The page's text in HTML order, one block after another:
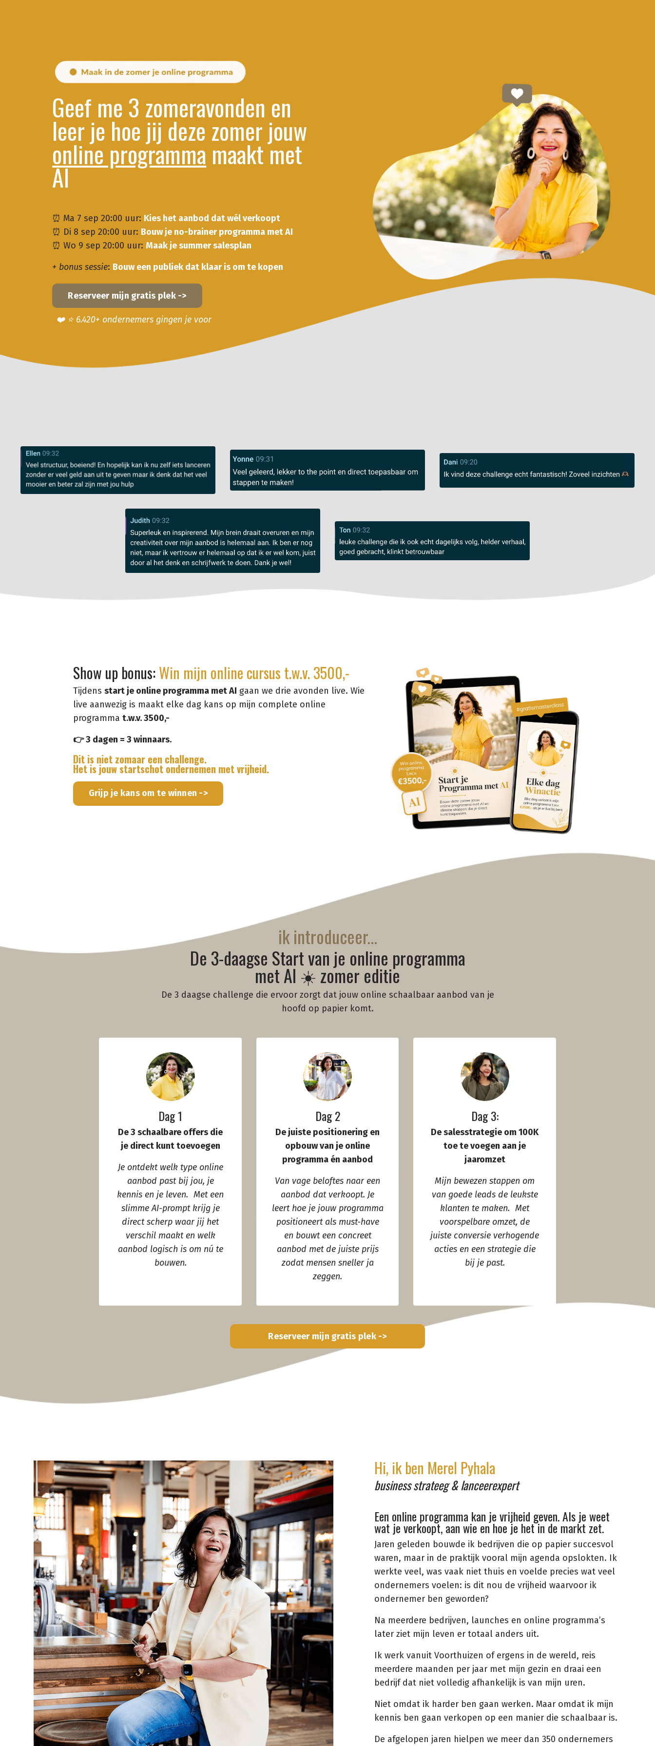
Geef me 3 zomeravonden en
leer je hoe jij deze zomer jouw
online programma maakt met
AI
⏰ Ma 7 sep 20:00 uur: Kies het aanbod dat wél verkoopt
⏰ Di 8 sep 20:00 uur: Bouw je no-brainer programma met AI
⏰ Wo 9 sep 20:00 uur: Maak je summer salesplan
+ bonus sessie: Bouw een publiek dat klaar is om te kopen
Reserveer mijn gratis plek ->
❤️ ⭐️ 6.420+ ondernemers gingen je voor
Show up bonus:Win mijn online cursus t.w.v. 3500,-
Tijdens start je online programma met AI gaan we drie avonden live. Wie
live aanwezig is maakt elke dag kans op mijn complete online
programma t.w.v. 3500,-
👉 3 dagen = 3 winnaars.
Dit is niet zomaar een challenge.
Het is jouw startschot ondernemen met vrijheid.
Grijp je kans om te winnen ->
ik introduceer...
De 3-daagse Start van je online programma
met AI ☀️ zomer editie
De 3 daagse challenge die ervoor zorgt dat jouw online schaalbaar aanbod van je
hoofd op papier komt.
Dag 1
De 3 schaalbare offers die
je direct kunt toevoegen
Je ontdekt welk type online
aanbod past bij jou, je
kennis en je leven. Met een
slimme AI-prompt krijg je
direct scherp waar jij het
verschil maakt en welk
aanbod logisch is om nú te
bouwen.
Dag 2
De juiste positionering en
opbouw van je online
programma én aanbod
Van vage beloftes naar een
aanbod dat verkoopt. Je
leert hoe je jouw programma
positioneert als must-have
en bouwt een concreet
aanbod met de juiste prijs
zodat mensen sneller ja
zeggen.
Dag 3:
De salesstrategie om 100K
toe te voegen aan je
jaaromzet
Mijn bewezen stappen om
van goede leads de leukste
klanten te maken. Met
voorspelbare omzet, de
juiste conversie verhogende
acties en een strategie die
bij je past.
Reserveer mijn gratis plek ->
Hi, ik ben Merel Pyhala
business strateeg & lanceerexpert
Een online programma kan je vrijheid geven. Als je weet
wat je verkoopt, aan wie en hoe je het in de markt zet.
Jaren geleden bouwde ik bedrijven die op papier succesvol
waren, maar in de praktijk vooral mijn agenda opslokten. Ik
werkte veel, was vaak niet thuis en voelde precies wat veel
ondernemers voelen: is dit nou de vrijheid waarvoor ik
ondernemer ben geworden?
Na meerdere bedrijven, launches en online programma’s
later ziet mijn leven er totaal anders uit.
Ik werk vanuit Voorthuizen of ergens in de wereld, reis
meerdere maanden per jaar met mijn gezin en draai een
bedrijf dat niet volledig afhankelijk is van mijn uren.
Niet omdat ik harder ben gaan werken. Maar omdat ik mijn
kennis ben gaan verkopen op een manier die schaalbaar is.
De afgelopen jaren hielpen we meer dan 350 ondernemers